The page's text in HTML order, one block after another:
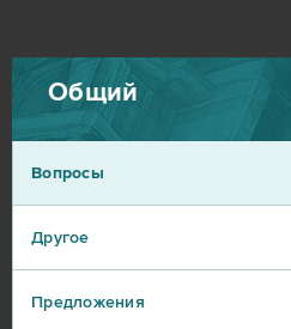
Общий
Вопросы
Другое
Предложения